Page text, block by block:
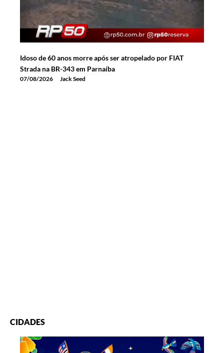
Idoso de 60 anos morre após ser atropelado por FIAT
Strada na BR-343 em Parnaíba
07/08/2026 Jack Seed
CIDADES